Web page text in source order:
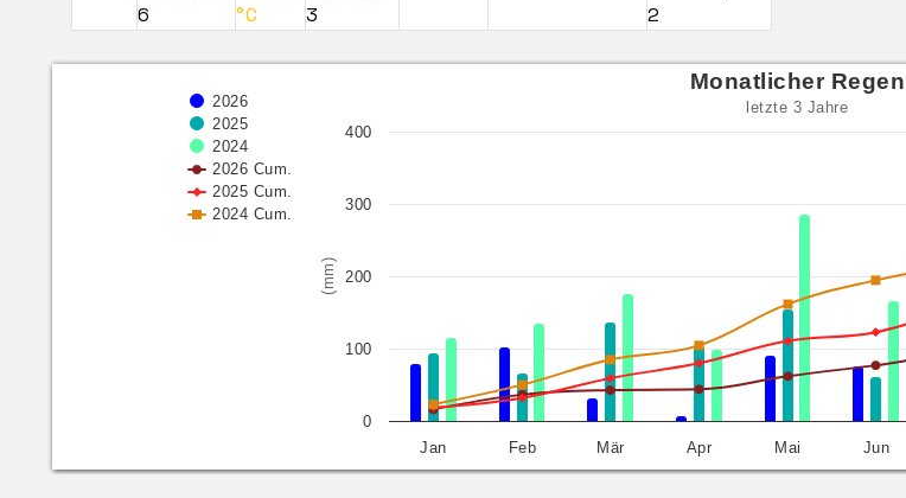
6
°C
3
2
(mm)
Monatlicher Regen
letzte 3 Jahre
2026
2025
2024
2026 Cum.
2025 Cum.
2024 Cum.
Jan Feb Mär Apr Mai Jun
0
100
200
300
400